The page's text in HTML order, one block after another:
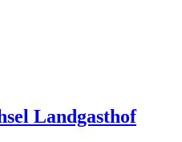
Landgasthof